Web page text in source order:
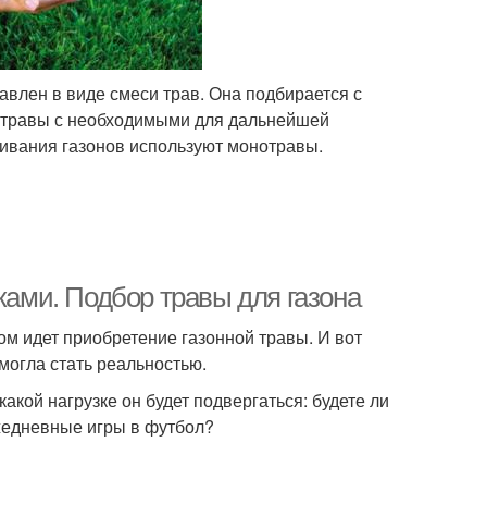
в виде смеси трав. Она подбирается с
травы с необходимыми для дальнейшей
газонов используют монотравы.
Подбор травы для газона
идет приобретение газонной травы. И вот
стать реальностью.
нагрузке он будет подвергаться: будете ли
игры в футбол?